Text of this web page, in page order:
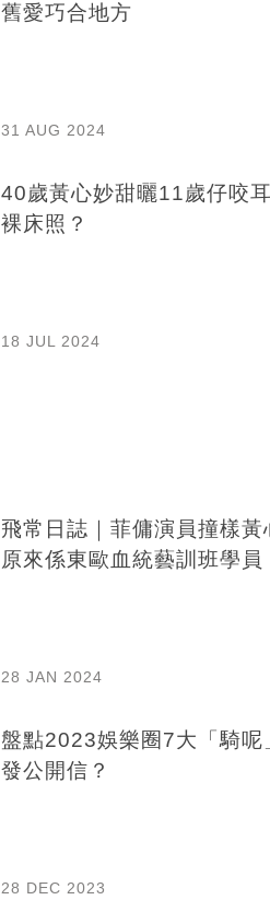
舊愛巧合地方
31 AUG 2024
40歲黃心妙甜曬11歲仔咬
裸床照？
18 JUL 2024
飛常日誌｜菲傭演員撞樣黃
原來係東歐血統藝訓班學員
28 JAN 2024
盤點2023娛樂圈7大「騎
發公開信？
28 DEC 2023